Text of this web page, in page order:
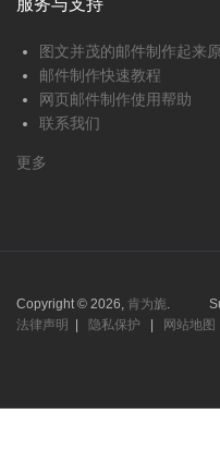
服务与支持
图文并茂的邮件制作起来
邮件制作快速教程
网页邮件制作使用帮助
联系我们
更多
Copyright © 2026, 肯为旎.
法律声明
隐私保护 网站地图